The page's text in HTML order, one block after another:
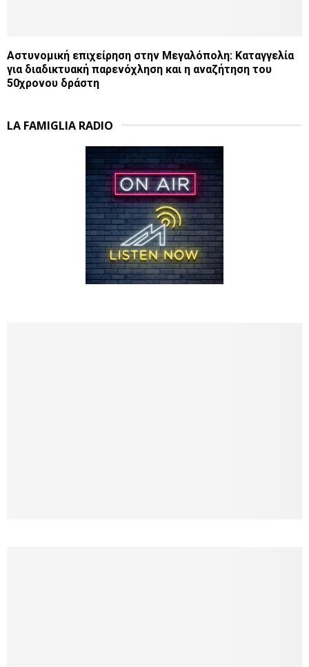
Αστυνομική επιχείρηση στην Μεγαλόπολη: Καταγγελία
για διαδικτυακή παρενόχληση και η αναζήτηση του
50χρονου δράστη
LA FAMIGLIA RADIO